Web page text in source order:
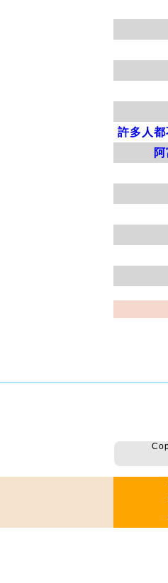
許多人